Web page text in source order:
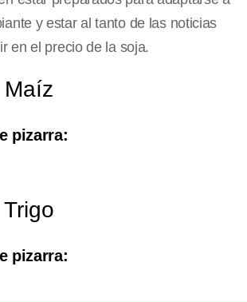
y estar al tanto de las noticias
en el precio de la soja.
Maíz
pizarra:
pizarra: